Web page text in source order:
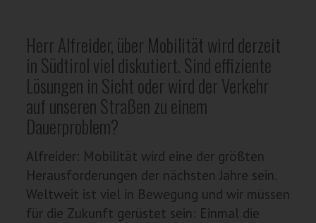
Herr Alfreider, über Mobilität wird derzeit
in Südtirol viel diskutiert. Sind effiziente
Lösungen in Sicht oder wird der Verkehr
auf unseren Straßen zu einem
Dauerproblem?
Alfreider: Mobilität wird eine der größten
Herausforderungen der nächsten Jahre sein.
Weltweit ist viel in Bewegung und wir müssen
für die Zukunft gerüstet sein: Einmal die